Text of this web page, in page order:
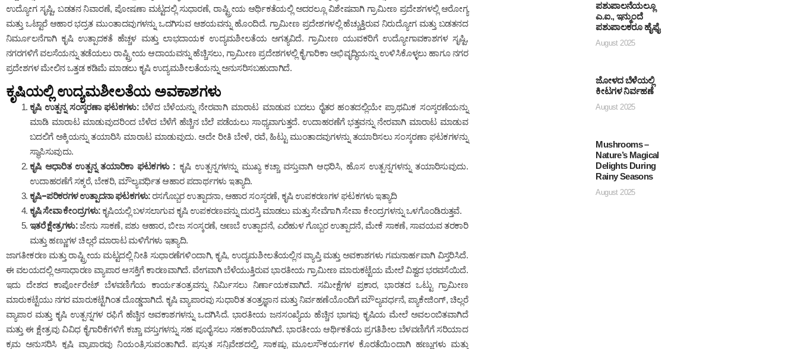
ಉದ್ಯೋಗ ಸೃಷ್ಟಿ, ಬಡತನ ನಿವಾರಣೆ, ಪೋಷಣಾ ಮಟ್ಟದಲ್ಲಿ ಸುಧಾರಣೆ, ರಾಷ್ಟ್ರೀಯ ಆರ್ಥಿಕತೆಯಲ್ಲಿ ಅದರಲ್ಲೂ ವಿಶೇಷವಾಗಿ ಗ್ರಾಮೀಣ ಪ್ರದೇಶಗಳಲ್ಲಿ ಆರೋಗ್ಯ
ಮತ್ತು ಒಟ್ಟಾರೆ ಆಹಾರ ಭದ್ರತ ಮುಂತಾದವುಗಳನ್ನು ಒದಗಿಸುವ ಆಶಯವನ್ನು ಹೊಂದಿದೆ. ಗ್ರಾಮೀಣ ಪ್ರದೇಶಗಳಲ್ಲಿ ಹೆಚ್ಚುತ್ತಿರುವ ನಿರುದ್ಯೋಗ ಮತ್ತು ಬಡತನದ
ನಿರ್ಮೂಲನೆಗಾಗಿ ಕೃಷಿ ಉತ್ಪಾದಕತೆ ಹೆಚ್ಚಳ ಮತ್ತು ಲಾಭದಾಯಕ ಉದ್ಯಮಶೀಲತೆಯ ಅಗತ್ಯವಿದೆ. ಗ್ರಾಮೀಣ ಯುವಕರಿಗೆ ಉದ್ಯೋಗಾವಕಾಶಗಳ ಸೃಷ್ಟಿ,
ನಗರಗಳಿಗೆ ವಲಸೆಯನ್ನು ತಡೆಯಲು ರಾಷ್ಟ್ರೀಯ ಆದಾಯವನ್ನು ಹೆಚ್ಚಿಸಲು, ಗ್ರಾಮೀಣ ಪ್ರದೇಶಗಳಲ್ಲಿ ಕೈಗಾರಿಕಾ ಅಭಿವೃದ್ಧಿಯನ್ನು ಉಳಿಸಿಕೊಳ್ಳಲು ಹಾಗೂ ನಗರ
ಪ್ರದೇಶಗಳ ಮೇಲಿನ ಒತ್ತಡ ಕಡಿಮೆ ಮಾಡಲು ಕೃಷಿ ಉದ್ಯಮಶೀಲತೆಯನ್ನು ಅನುಸರಿಸಬಹುದಾಗಿದೆ.
ಕೃಷಿಯಲ್ಲಿ ಉದ್ಯಮಶೀಲತೆಯ ಅವಕಾಶಗಳು
ಕೃಷಿ ಉತ್ಪನ್ನ ಸಂಸ್ಕರಣಾ ಘಟಕಗಳು:ಬೆಳೆದ ಬೆಳೆಯನ್ನು ನೇರವಾಗಿ ಮಾರಾಟ ಮಾಡುವ ಬದಲು ರೈತರ ಹಂತದಲ್ಲಿಯೇ ಪ್ರಾಥಮಿಕ ಸಂಸ್ಕರಣೆಯನ್ನು
ಮಾಡಿ ಮಾರಾಟ ಮಾಡುವುದರಿಂದ ಬೆಳೆದ ಬೆಳೆಗೆ ಹೆಚ್ಚಿನ ಬೆಲೆ ಪಡೆಯಲು ಸಾಧ್ಯವಾಗುತ್ತದೆ. ಉದಾಹರಣೆಗೆ ಭತ್ತವನ್ನು ನೇರವಾಗಿ ಮಾರಾಟ ಮಾಡುವ
ಬದಲಿಗೆ ಅಕ್ಕಿಯನ್ನು ತಯಾರಿಸಿ ಮಾರಾಟ ಮಾಡುವುದು. ಅದೇ ರೀತಿ ಬೇಳೆ, ರವೆ, ಹಿಟ್ಟು ಮುಂತಾದವುಗಳನ್ನು ತಯಾರಿಸಲು ಸಂಸ್ಕರಣಾ ಘಟಕಗಳನ್ನು
ಸ್ಥಾಪಿಸುವುದು.
ಕೃಷಿ ಆಧಾರಿತ ಉತ್ಪನ್ನ ತಯಾರಿಕಾ ಘಟಕಗಳು :ಕೃಷಿ ಉತ್ಪನ್ನಗಳನ್ನು ಮುಖ್ಯ ಕಚ್ಚಾ ವಸ್ತುವಾಗಿ ಆಧರಿಸಿ, ಹೊಸ ಉತ್ಪನ್ನಗಳನ್ನು ತಯಾರಿಸುವುದು.
ಉದಾಹರಣೆಗೆ ಸಕ್ಕರೆ, ಬೇಕರಿ, ಮೌಲ್ಯವರ್ಧಿತ ಆಹಾರ ಪದಾರ್ಥಗಳು ಇತ್ಯಾದಿ.
ಕೃಷಿ-ಪರಿಕರಗಳ ಉತ್ಪಾದನಾ ಘಟಕಗಳು:ರಸಗೊಬ್ಬರ ಉತ್ಪಾದನಾ, ಆಹಾರ ಸಂಸ್ಕರಣೆ, ಕೃಷಿ ಉಪಕರಣಗಳ ಘಟಕಗಳು ಇತ್ಯಾದಿ
ಕೃಷಿ ಸೇವಾ ಕೇಂದ್ರಗಳು:ಕೃಷಿಯಲ್ಲಿ ಬಳಸಲಾಗುವ ಕೃಷಿ ಉಪಕರಣವನ್ನು ದುರಸ್ತಿ ಮಾಡಲು ಮತ್ತು ಸೇವೆಗಾಗಿ ಸೇವಾ ಕೇಂದ್ರಗಳನ್ನು ಒಳಗೊಂಡಿರುತ್ತವೆ.
ಇತರೆ ಕ್ಷೇತ್ರಗಳು:ಜೇನು ಸಾಕಣೆ, ಪಶು ಆಹಾರ, ಬೀಜ ಸಂಸ್ಕರಣೆ, ಅಣಬೆ ಉತ್ಪಾದನೆ, ಎರೆಹುಳ ಗೊಬ್ಬರ ಉತ್ಪಾದನೆ, ಮೇಕೆ ಸಾಕಣೆ, ಸಾವಯವ ತರಕಾರಿ
ಮತ್ತು ಹಣ್ಣುಗಳ ಚಿಲ್ಲರೆ ಮಾರಾಟ ಮಳಿಗೆಗಳು ಇತ್ಯಾದಿ.
ಜಾಗತೀಕರಣ ಮತ್ತು ರಾಷ್ಟ್ರೀಯ ಮಟ್ಟದಲ್ಲಿ ನೀತಿ ಸುಧಾರಣೆಗಳಿಂದಾಗಿ, ಕೃಷಿ, ಉದ್ಯಮಶೀಲತೆಯಲ್ಲಿನ ವ್ಯಾಪ್ತಿ ಮತ್ತು ಅವಕಾಶಗಳು ಗಮನಾರ್ಹವಾಗಿ ವಿಸ್ತರಿಸಿದೆ.
ಈ ವಲಯದಲ್ಲಿ ಅಸಾಧಾರಣ ವ್ಯಾಪಾರ ಆಸಕ್ತಿಗೆ ಕಾರಣವಾಗಿದೆ. ವೇಗವಾಗಿ ಬೆಳೆಯುತ್ತಿರುವ ಭಾರತೀಯ ಗ್ರಾಮೀಣ ಮಾರುಕಟ್ಟೆಯ ಮೇಲೆ ವಿಶ್ವದ ಭರವಸೆಯಿದೆ.
ಇದು ದೇಶದ ಕಾರ್ಪೋರೇಟ್ ಬೆಳವಣಿಗೆಯ ಕಾರ್ಯತಂತ್ರವನ್ನು ನಿರ್ಮಿಸಲು ನಿರ್ಣಾಯಕವಾಗಿದೆ. ಸಮೀಕ್ಷೆಗಳ ಪ್ರಕಾರ, ಭಾರತದ ಒಟ್ಟು ಗ್ರಾಮೀಣ
ಮಾರುಕಟ್ಟೆಯು ನಗರ ಮಾರುಕಟ್ಟೆಗಿಂತ ದೊಡ್ಡದಾಗಿದೆ. ಕೃಷಿ ವ್ಯಾಪಾರವು ಸುಧಾರಿತ ತಂತ್ರಜ್ಞಾನ ಮತ್ತು ನಿರ್ವಹಣೆಯೊಂದಿಗೆ ಮೌಲ್ಯವರ್ಧನೆ, ಪ್ಯಾಕೇಜಿಂಗ್, ಚಿಲ್ಲರೆ
ವ್ಯಾಪಾರ ಮತ್ತು ಕೃಷಿ ಉತ್ಪನ್ನಗಳ ರಫಿಗೆ ಹೆಚ್ಚಿನ ಅವಕಾಶಗಳನ್ನು ಒದಗಿಸಿದೆ. ಭಾರತೀಯ ಜನಸಂಖ್ಯೆಯ ಹೆಚ್ಚಿನ ಭಾಗವು ಕೃಷಿಯ ಮೇಲೆ ಅವಲಂಬಿತವಾಗಿದೆ
ಮತ್ತು ಈ ಕ್ಷೇತ್ರವು ವಿವಿಧ ಕೈಗಾರಿಕೆಗಳಿಗೆ ಕಚ್ಚಾ ವಸ್ತುಗಳನ್ನು ಸಹ ಪೂರೈಸಲು ಸಹಕಾರಿಯಾಗಿದೆ. ಭಾರತೀಯ ಆರ್ಥಿಕತೆಯ ಪ್ರಗತಿಶೀಲ ಬೆಳವಣಿಗೆಗೆ ಸರಿಯಾದ
ಕ್ರಮ ಅನುಸರಿಸಿ ಕೃಷಿ ವ್ಯಾಪಾರವು ನಿಯಂತ್ರಿಸುವಂತಾಗಿದೆ. ಪ್ರಸ್ತುತ ಸನ್ನಿವೇಶದಲ್ಲಿ, ಸಾಕಷ್ಟು ಮೂಲಸೌಕರ್ಯಗಳ ಕೊರತೆಯಿಂದಾಗಿ ಹಣ್ಣುಗಳು ಮತ್ತು
ಪಶುಪಾಲನೆಯಲ್ಲೂ
ಎ.ಐ., ಇನ್ಮುಂದೆ
ಪಶುಪಾಲಕರೂ ಹೈಫೈ
August 2025
ಜೋಳದ ಬೆಳೆಯಲ್ಲಿ
ಕೀಟಗಳ ನಿರ್ವಹಣೆ
August 2025
Mushrooms –
Nature’s Magical
Delights During
Rainy Seasons
August 2025